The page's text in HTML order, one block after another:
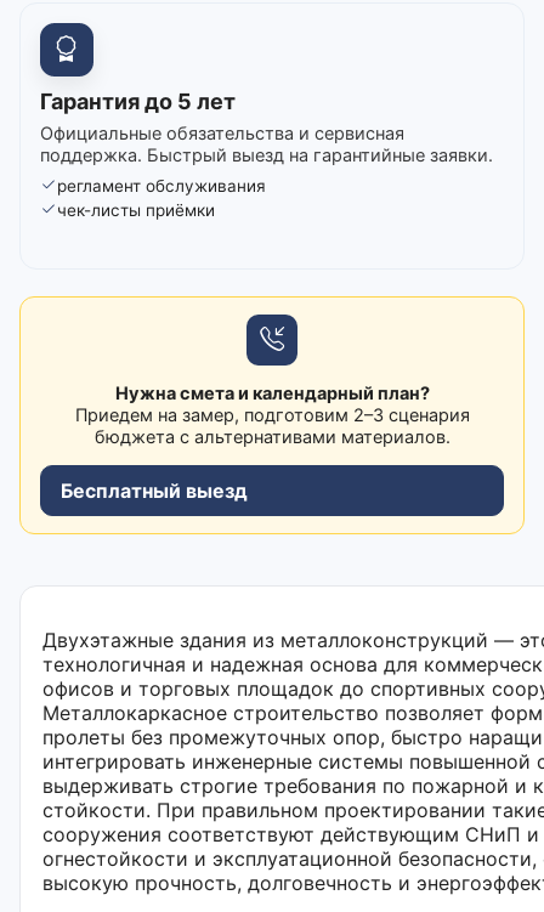
Гарантия до 5 лет
Официальные обязательства и сервисная
поддержка. Быстрый выезд на гарантийные заявки.
регламент обслуживания
чек-листы приёмки
Нужна смета и календарный план?
Приедем на замер, подготовим 2–3 сценария
бюджета с альтернативами материалов.
Бесплатный выезд
Двухэтажные здания из металлоконструкций —
технологичная и надежная основа для
офисов и торговых площадок до спортивных
Металлокаркасное строительство позволяет
пролеты без промежуточных опор, быстро
интегрировать инженерные системы повышенной
выдерживать строгие требования по пожарной и
стойкости. При правильном проектировании
сооружения соответствуют действующим СНиП и
огнестойкости и эксплуатационной безопасности,
высокую прочность, долговечность и